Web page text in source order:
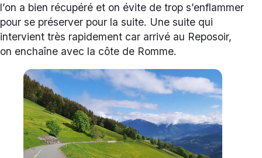
l’on a bien récupéré et on évite de trop s’enflammer
pour se préserver pour la suite. Une suite qui
intervient très rapidement car arrivé au Reposoir,
on enchaîne avec la côte de Romme.